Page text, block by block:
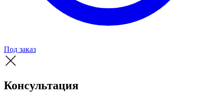
Под заказ
Консультация